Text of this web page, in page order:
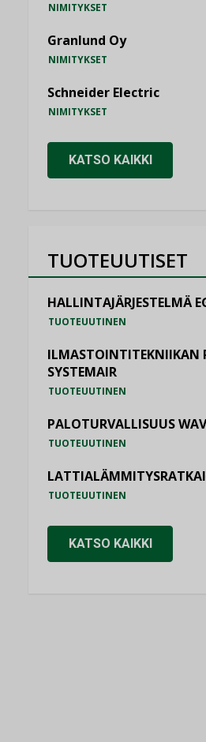
NIMITYKSET
Granlund Oy
NIMITYKSET
Schneider Electric
NIMITYKSET
KATSO KAIKKI
TUOTEUUTISET
HALLINTAJÄRJESTELMÄ
TUOTEUUTINEN
ILMASTOINTITEKNIIKAN
SYSTEMAIR
TUOTEUUTINEN
PALOTURVALLISUUS
TUOTEUUTINEN
TUOTEUUTINEN
KATSO KAIKKI